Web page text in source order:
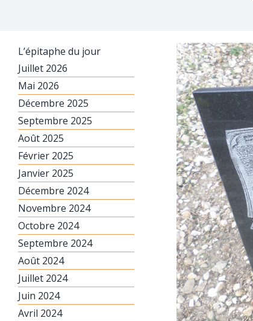
L’épitaphe du jour
Juillet 2026
Mai 2026
Décembre 2025
Septembre 2025
Août 2025
Février 2025
Janvier 2025
Décembre 2024
Novembre 2024
Octobre 2024
Septembre 2024
Août 2024
Juillet 2024
Juin 2024
Avril 2024